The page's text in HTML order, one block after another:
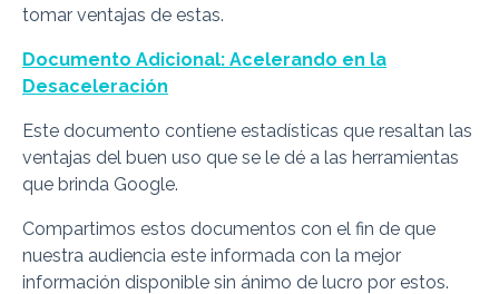
tomar ventajas de estas.
Documento Adicional: Acelerando en la
Desaceleración
Este documento contiene estadísticas que resaltan las
ventajas del buen uso que se le dé a las herramientas
que brinda Google.
Compartimos estos documentos con el fin de que
nuestra audiencia este informada con la mejor
información disponible sin ánimo de lucro por estos.